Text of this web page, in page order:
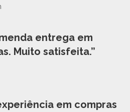
entrega em
Muito satisfeita.”
em compras